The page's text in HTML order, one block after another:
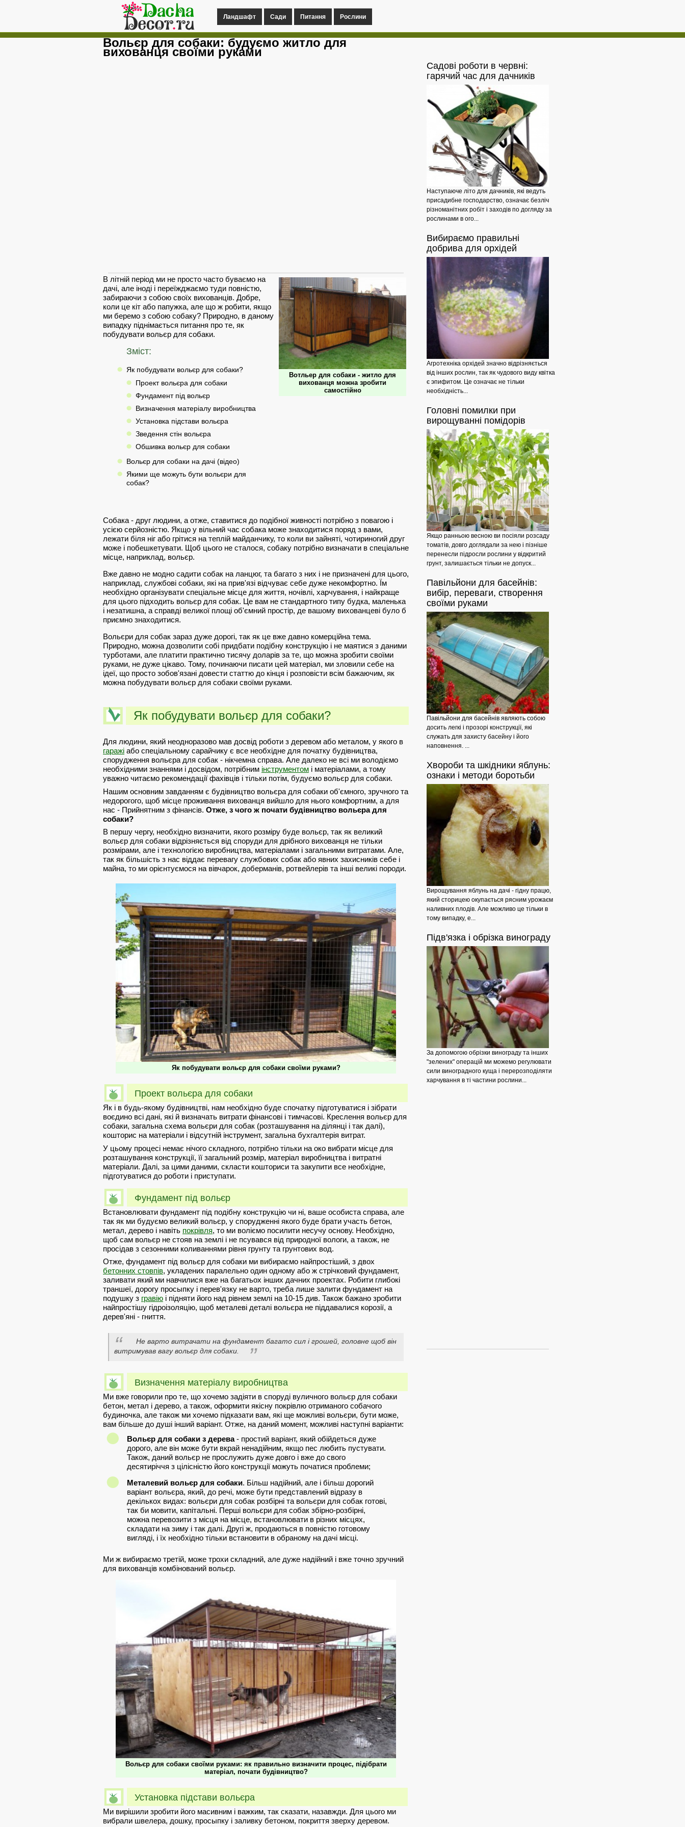
Ландшафт Сади Питання Рослини
Вольєр для собаки: будуємо житло для
вихованця своїми руками
Вотльер для собаки - житло для
вихованця можна зробити
самостійно
В літній період ми не просто часто буваємо на
дачі, але іноді і переїжджаємо туди повністю,
забираючи з собою своїх вихованців. Добре,
коли це кіт або папужка, але що ж робити, якщо
ми беремо з собою собаку? Природно, в даному
випадку піднімається питання про те, як
побудувати вольєр для собаки.
Зміст:
Як побудувати вольєр для собаки?
Проект вольєра для собаки
Фундамент під вольєр
Визначення матеріалу виробництва
Установка підстави вольєра
Зведення стін вольєра
Обшивка вольєр для собаки
Вольєр для собаки на дачі (відео)
Якими ще можуть бути вольєри для
собак?
Собака - друг людини, а отже, ставитися до подібної живності потрібно з повагою і
усією серйозністю. Якщо у вільний час собака може знаходитися поряд з вами,
лежати біля ніг або грітися на теплій майданчику, то коли ви зайняті, чотириногий друг
може і побешкетувати. Щоб цього не сталося, собаку потрібно визначати в спеціальне
місце, наприклад, вольєр.
Вже давно не модно садити собак на ланцюг, та багато з них і не призначені для цього,
наприклад, службові собаки, які на прив'язі відчуває себе дуже некомфортно. Їм
необхідно організувати спеціальне місце для життя, ночівлі, харчування, і найкраще
для цього підходить вольєр для собак. Це вам не стандартного типу будка, маленька
і незатишна, а справді великої площі об'ємний простір, де вашому вихованцеві було б
приємно знаходитися.
Вольєри для собак зараз дуже дорогі, так як це вже давно комерційна тема.
Природно, можна дозволити собі придбати подібну конструкцію і не маятися з даними
турботами, але платити практично тисячу доларів за те, що можна зробити своїми
руками, не дуже цікаво. Тому, починаючи писати цей матеріал, ми зловили себе на
ідеї, що просто зобов'язані довести статтю до кінця і розповісти всім бажаючим, як
можна побудувати вольєр для собаки своїми руками.
Як побудувати вольєр для собаки?
Для людини, який неодноразово мав досвід роботи з деревом або металом, у якого в
гаражі або спеціальному сарайчику є все необхідне для початку будівництва,
спорудження вольєра для собак - нікчемна справа. Але далеко не всі ми володіємо
необхідними знаннями і досвідом, потрібним інструментом і матеріалами, а тому
уважно читаємо рекомендації фахівців і тільки потім, будуємо вольєр для собаки.
Нашим основним завданням є будівництво вольєра для собаки об'ємного, зручного та
недорогого, щоб місце проживання вихованця вийшло для нього комфортним, а для
нас - Прийнятним з фінансів. Отже, з чого ж почати будівництво вольєра для
собаки?
В першу чергу, необхідно визначити, якого розміру буде вольєр, так як великий
вольєр для собаки відрізняється від споруди для дрібного вихованця не тільки
розмірами, але і технологією виробництва, матеріалами і загальними витратами. Але,
так як більшість з нас віддає перевагу службових собак або явних захисників себе і
майна, то ми орієнтуємося на вівчарок, доберманів, ротвейлерів та інші великі породи.
Як побудувати вольєр для собаки своїми руками?
Проект вольєра для собаки
Як і в будь-якому будівництві, нам необхідно буде спочатку підготуватися і зібрати
воєдино всі дані, які й визначать витрати фінансові і тимчасові. Креслення вольєр для
собаки, загальна схема вольєри для собак (розташування на ділянці і так далі),
кошторис на матеріали і відсутній інструмент, загальна бухгалтерія витрат.
У цьому процесі немає нічого складного, потрібно тільки на око вибрати місце для
розташування конструкції, її загальний розмір, матеріал виробництва і витратні
матеріали. Далі, за цими даними, скласти кошториси та закупити все необхідне,
підготуватися до роботи і приступати.
Фундамент під вольєр
Встановлювати фундамент під подібну конструкцію чи ні, ваше особиста справа, але
так як ми будуємо великий вольєр, у спорудженні якого буде брати участь бетон,
метал, дерево і навіть покрівля, то ми воліємо посилити несучу основу. Необхідно,
щоб сам вольєр не стояв на землі і не псувався від природної вологи, а також, не
просідав з сезонними коливаннями рівня грунту та грунтових вод.
Отже, фундамент під вольєр для собаки ми вибираємо найпростіший, з двох
бетонних стовпів, укладених паралельно один одному або ж стрічковий фундамент,
заливати який ми навчилися вже на багатьох інших дачних проектах. Робити глибокі
траншеї, дорогу просыпку і перев'язку не варто, треба лише залити фундамент на
подушку з гравію і підняти його над рівнем землі на 10-15 див. Також бажано зробити
найпростішу гідроізоляцію, щоб металеві деталі вольєра не піддавалися корозії, а
дерев'яні - гниття.
Не варто витрачати на фундамент багато сил і грошей, головне щоб він
витримував вагу вольєр для собаки.
Визначення матеріалу виробництва
Ми вже говорили про те, що хочемо задіяти в споруді вуличного вольєр для собаки
бетон, метал і дерево, а також, оформити якісну покрівлю отриманого собачого
будиночка, але також ми хочемо підказати вам, які ще можливі вольєри, бути може,
вам більше до душі інший варіант. Отже, на даний момент, можливі наступні варіанти:
Вольєр для собаки з дерева- простий варіант, який обійдеться дуже
дорого, але він може бути вкрай ненадійним, якщо пес любить пустувати.
Також, даний вольєр не прослужить дуже довго і вже до свого
десятиріччя з цілісністю його конструкції можуть початися проблеми;
Металевий вольєр для собаки. Більш надійний, але і більш дорогий
варіант вольєра, який, до речі, може бути представлений відразу в
декількох видах: вольєри для собак розбірні та вольєри для собак готові,
так би мовити, капітальні. Перші вольєри для собак збірно-розбірні,
можна перевозити з місця на місце, встановлювати в різних місцях,
складати на зиму і так далі. Другі ж, продаються в повністю готовому
вигляді, і їх необхідно тільки встановити в обраному на дачі місці.
Ми ж вибираємо третій, може трохи складний, але дуже надійний і вже точно зручний
для вихованців комбінований вольєр.
Вольєр для собаки своїми руками: як правильно визначити процес, підібрати
матеріал, почати будівництво?
Установка підстави вольєра
Ми вирішили зробити його масивним і важким, так сказати, назавжди. Для цього ми
вибрали швелера, дошку, просыпку і заливку бетоном, покриття зверху деревом.
Садові роботи в червні:
гарячий час для дачників
Наступаюче літо для дачників, які ведуть
присадибне господарство, означає безліч
різноманітних робіт і заходів по догляду за
рослинами в ого...
Вибираємо правильні
добрива для орхідей
Агротехніка орхідей значно відрізняється
від інших рослин, так як чудового виду квітка
є эпифитом. Це означає не тільки
необхідність...
Головні помилки при
вирощуванні помідорів
Якщо ранньою весною ви посіяли розсаду
томатів, довго доглядали за нею і пізніше
перенесли підросли рослини у відкритий
грунт, залишається тільки не допуск...
Павільйони для басейнів:
вибір, переваги, створення
своїми руками
Павільйони для басейнів являють собою
досить легкі і прозорі конструкції, які
служать для захисту басейну і його
наповнення. ...
Хвороби та шкідники яблунь:
ознаки і методи боротьби
Вирощування яблунь на дачі - гідну працю,
який сторицею окупається рясним урожаєм
наливних плодів. Але можливо це тільки в
тому випадку, е...
Підв'язка і обрізка винограду
За допомогою обрізки винограду та інших
"зелених" операцій ми можемо регулювати
сили виноградного куща і перерозподіляти
харчування в ті частини рослини...